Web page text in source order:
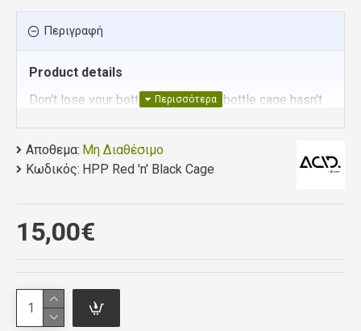
Περιγραφή
Product details
Don't lose your bottle. The humble bottle cage hasn't
matt red ´n´ black
features
improved design for easy handling and a secure grip;
colourways to match the CUBE product range
material
Αποθεμα: Μη Διαθέσιμο
Κωδικός: HPP Red 'n' Black Cage
15,00€